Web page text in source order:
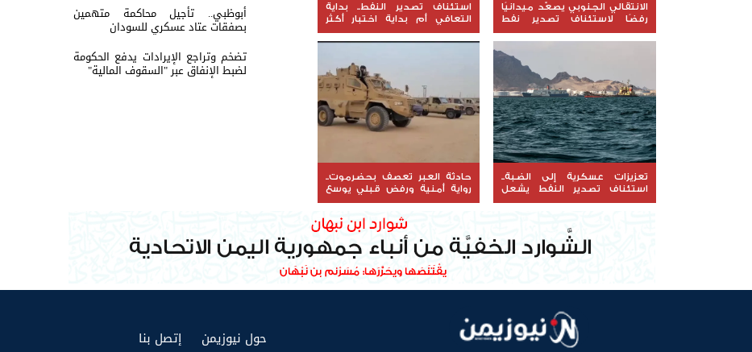
الانتقالي الجنوبي يصعّد ميدانيًا
رفضًا لاستئناف تصدير نفط
استئناف تصدير النفط.. بداية
التعافي أم بداية اختبار أكثر
تعزيزات عسكرية إلى الضبة..
استئناف تصدير النفط يشعل
التوتر في حضرموت
حادثة العبر تعصف بحضرموت..
رواية أمنية ورفض قبلي يوسع
التوتر
أبوظبي.. تأجيل محاكمة متهمين
بصفقات عتاد عسكري للسودان
تضخم وتراجع الإيرادات يدفع الحكومة
لضبط الإنفاق عبر "السقوف المالية"
حول نيوزيمن إتصل بنا